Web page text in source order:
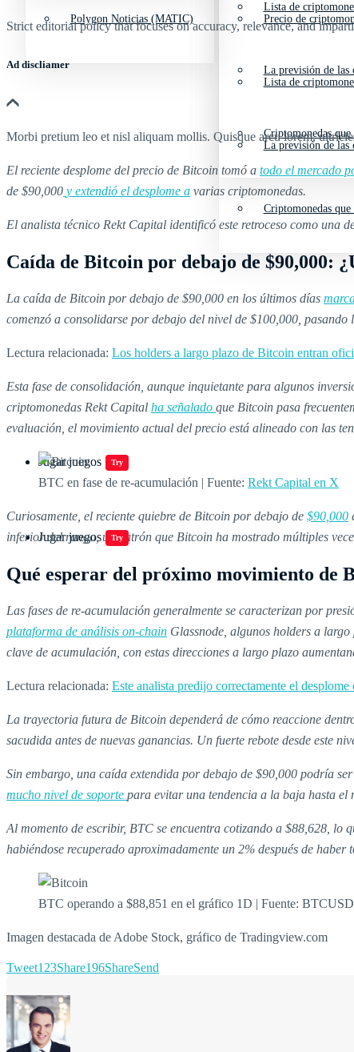
Lista de
La previsión de las
Criptomonedas
Jugar juegos Try
Polygon Noticias (MATIC) Precio de
Lista de
La previsión de las
Criptomonedas
Jugar juegos Try
Strict editorial policy that focuses on accuracy, relevance, and
Ad discliamer
Morbi pretium leo et nisl aliquam mollis. Quisque arcu lorem,
El reciente desplome del precio de Bitcoin tomó a todo el mercado
de $90,000 y extendió el desplome a varias criptomonedas.
El analista técnico Rekt Capital identificó este retroceso como una
Caída de Bitcoin por debajo de $90,000:
La caída de Bitcoin por debajo de $90,000 en los últimos días
comenzó a consolidarse por debajo del nivel de $100,000,
Lectura relacionada: Los holders a largo plazo de Bitcoin entran
Esta fase de consolidación, aunque inquietante para algunos
criptomonedas Rekt Capital ha señalado que Bitcoin pasa
evaluación, el movimiento actual del precio está alineado con las
BTC en fase de re-acumulación | Fuente: Rekt Capital en X
Curiosamente, el reciente quiebre de Bitcoin por debajo de $90,000
inferior del rango, un patrón que Bitcoin ha mostrado múltiples
Qué esperar del próximo movimiento de
Las fases de re-acumulación generalmente se caracterizan por
plataforma de análisis on-chain Glassnode, algunos holders a
clave de acumulación, con estas direcciones a largo plazo
Lectura relacionada: Este analista predijo correctamente el
La trayectoria futura de Bitcoin dependerá de cómo reaccione
sacudida antes de nuevas ganancias. Un fuerte rebote desde este
Sin embargo, una caída extendida por debajo de $90,000 podría
mucho nivel de soporte para evitar una tendencia a la baja hasta el
Al momento de escribir, BTC se encuentra cotizando a $88,628, lo
habiéndose recuperado aproximadamente un 2% después de
BTC operando a $88,851 en el gráfico 1D | Fuente:
Imagen destacada de Adobe Stock, gráfico de Tradingview.com
Tweet123Share196ShareSend